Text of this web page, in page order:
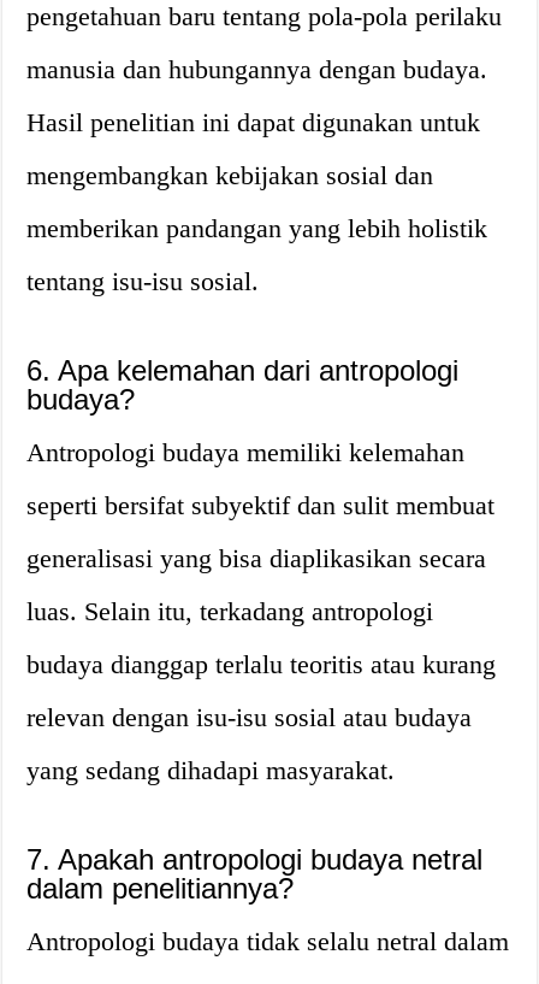
pengetahuan baru tentang pola-pola perilaku
manusia dan hubungannya dengan budaya.
Hasil penelitian ini dapat digunakan untuk
mengembangkan kebijakan sosial dan
memberikan pandangan yang lebih holistik
tentang isu-isu sosial.
6. Apa kelemahan dari antropologi
budaya?
Antropologi budaya memiliki kelemahan
seperti bersifat subyektif dan sulit membuat
generalisasi yang bisa diaplikasikan secara
luas. Selain itu, terkadang antropologi
budaya dianggap terlalu teoritis atau kurang
relevan dengan isu-isu sosial atau budaya
yang sedang dihadapi masyarakat.
7. Apakah antropologi budaya netral
dalam penelitiannya?
Antropologi budaya tidak selalu netral dalam